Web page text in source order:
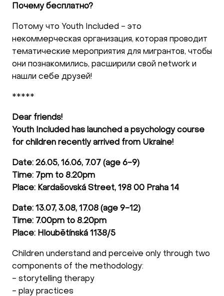
Почему бесплатно?
Потому что Youth Included - это
некоммерческая организация, которая проводит
тематические мероприятия для мигрантов, чтобы
они познакомились, расширили свой network и
нашли себе друзей!
*****
Dear friends!
Youth Included has launched a psychology course
for children recently arrived from Ukraine!
Date: 26.05, 16.06, 7.07 (age 6-9)
Time: 7pm to 8.20pm
Place: Kardašovská Street, 198 00 Praha 14
Date: 13.07, 3.08, 17.08 (age 9-12)
Time: 7.00pm to 8.20pm
Place: Hloubětínská 1138/5
Children understand and perceive only through two
components of the methodology:
- storytelling therapy
- play practices